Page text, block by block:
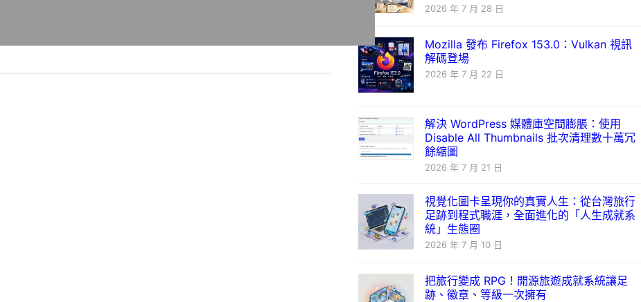
2026 年 7 月 28 日
Mozilla 發布 Firefox 153.0：Vulkan 視訊
解碼登場
2026 年 7 月 22 日
解決 WordPress 媒體庫空間膨脹：使用
Disable All Thumbnails 批次清理數十萬冗
餘縮圖
2026 年 7 月 21 日
視覺化圖卡呈現你的真實人生：從台灣旅行
足跡到程式職涯，全面進化的「人生成就系
統」生態圈
2026 年 7 月 10 日
把旅行變成 RPG！開源旅遊成就系統讓足
跡、徽章、等級一次擁有